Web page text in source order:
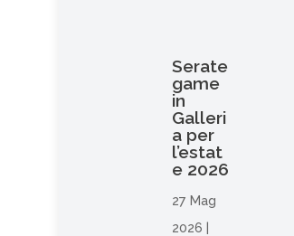
Serate
game
in
Galleri
a per
l’estat
e 2026
27 Mag
2026 |